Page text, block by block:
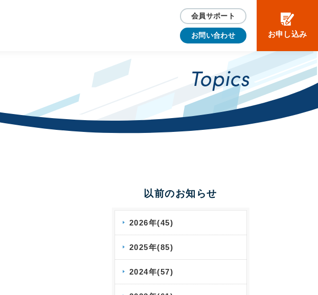
会員サポート
お問い合わせ お申し込み
Topics
以前のお知らせ
2026年(45)
2025年(85)
2024年(57)